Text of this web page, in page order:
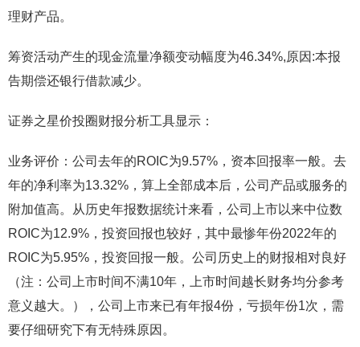
理财产品。
筹资活动产生的现金流量净额变动幅度为46.34%,原因:本报
告期偿还银行借款减少。
证券之星价投圈财报分析工具显示：
业务评价：公司去年的ROIC为9.57%，资本回报率一般。去
年的净利率为13.32%，算上全部成本后，公司产品或服务的
附加值高。从历史年报数据统计来看，公司上市以来中位数
ROIC为12.9%，投资回报也较好，其中最惨年份2022年的
ROIC为5.95%，投资回报一般。公司历史上的财报相对良好
（注：公司上市时间不满10年，上市时间越长财务均分参考
意义越大。），公司上市来已有年报4份，亏损年份1次，需
要仔细研究下有无特殊原因。